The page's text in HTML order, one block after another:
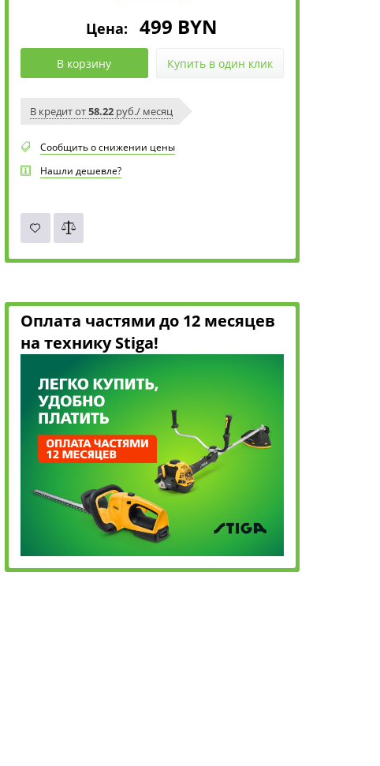
Цена: 499 BYN
В корзину Купить в один клик
В кредит от58.22руб./ месяц
Сообщить о снижении цены
Нашли дешевле?
Оплата частями до 12 месяцев
на технику Stiga!